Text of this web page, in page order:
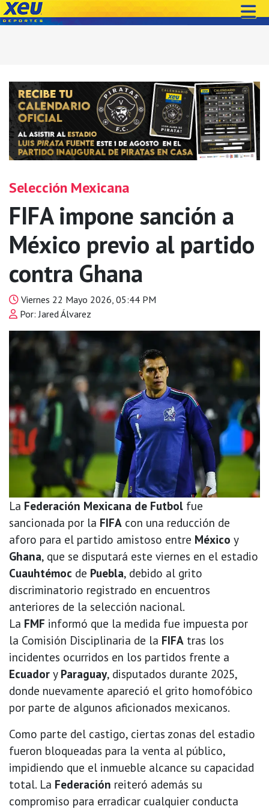
Selección Mexicana
FIFA impone sanción a
México previo al partido
contra Ghana
Viernes 22 Mayo 2026, 05:44 PM
Por: Jared Álvarez
La Federación Mexicana de Futbol fue
sancionada por la FIFA con una reducción de
aforo para el partido amistoso entre México y
Ghana, que se disputará este viernes en el estadio
Cuauhtémoc de Puebla, debido al grito
discriminatorio registrado en encuentros
anteriores de la selección nacional.
La FMF informó que la medida fue impuesta por
la Comisión Disciplinaria de la FIFA tras los
incidentes ocurridos en los partidos frente a
Ecuador y Paraguay, disputados durante 2025,
donde nuevamente apareció el grito homofóbico
por parte de algunos aficionados mexicanos.
Como parte del castigo, ciertas zonas del estadio
fueron bloqueadas para la venta al público,
impidiendo que el inmueble alcance su capacidad
total. La Federación reiteró además su
compromiso para erradicar cualquier conducta